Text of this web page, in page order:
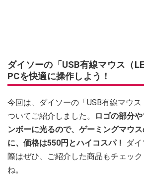
ダイソーの「USB有線マウス（
PCを快適に操作しよう！
今回は、ダイソーの「USB有線マウス
ついてご紹介しました。
ロゴの部分
ンボーに光るので、ゲーミングマウ
に、価格は550円とハイコスパ！
ダ
際はぜひ、ご紹介した商品もチェッ
ね。